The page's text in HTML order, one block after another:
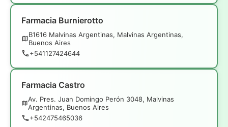
Farmacia Burnierotto
B1616 Malvinas Argentinas, Malvinas Argentinas,
Buenos Aires
+541127424644
Farmacia Castro
Av. Pres. Juan Domingo Perón 3048, Malvinas
Argentinas, Buenos Aires
+542475465036